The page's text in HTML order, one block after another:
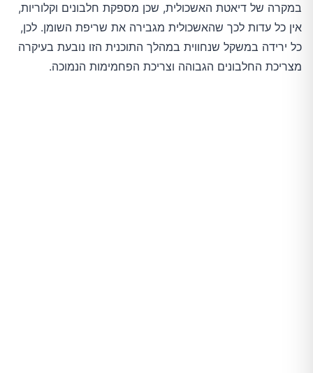
במקרה של דיאטת האשכולית, שכן מספקת חלבונים וקלוריות,
אין כל עדות לכך שהאשכולית מגבירה את שריפת השומן. לכן,
כל ירידה במשקל שנחווית במהלך התוכנית הזו נובעת בעיקרה
מצריכת החלבונים הגבוהה וצריכת הפחמימות הנמוכה.